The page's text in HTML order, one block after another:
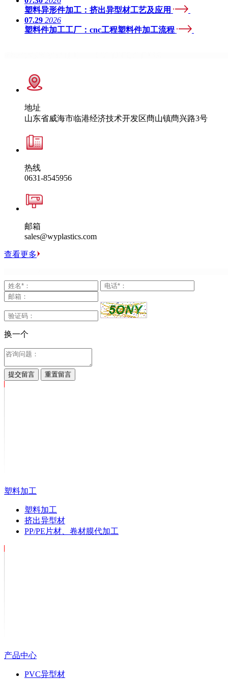
塑料异形件加工：挤出异型材工艺及应用
07.29 2026
塑料件加工工厂：cnc工程塑料件加工流程
地址
山东省威海市临港经济技术开发区蔄山镇蔄兴路3号
热线
0631-8545956
邮箱
sales@wyplastics.com
查看更多
换一个
提交留言 重置留言
塑料加工
塑料加工
挤出异型材
PP/PE片材、卷材膜代加工
产品中心
PVC异型材